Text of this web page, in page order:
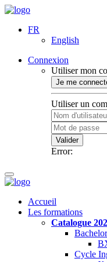
FR
English
Connexion
Utiliser mon
Je me
Utiliser un
Valider
Error:
Accueil
Les formations
Catalogue
Bachelor
Cycle